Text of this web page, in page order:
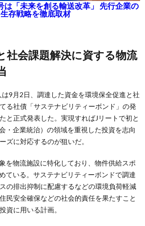
は「未来を創る輸送改革」 先行企業の
生存戦略を徹底取材
は9月2日、調達した資金を環境保全促進と社
る社債「サステナビリティーボンド」の発
と正式発表した。実現すればJリートで初と
・企業統治）の領域を重視した投資を志向
ズに対応するのが狙いだ。
を物流施設に特化しており、物件供給スポ
ている。サステナビリティーボンドで調達
の排出抑制に配慮するなどの環境負荷軽減
民安全確保などの社会的責任を果たすこと
資に用いる計画。